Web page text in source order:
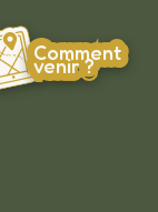
Comment
venir ?